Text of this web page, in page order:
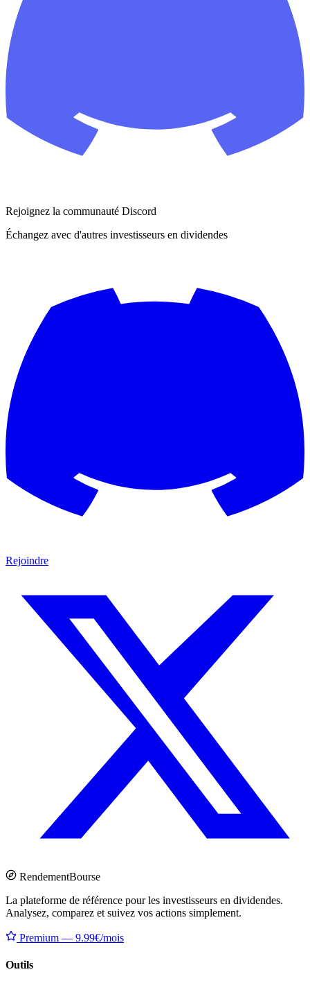
Rejoignez la communauté Discord
Échangez avec d'autres investisseurs en dividendes
Rejoindre
RendementBourse
La plateforme de référence pour les investisseurs en dividendes.
Analysez, comparez et suivez vos actions simplement.
Premium — 9.99€/mois
Outils